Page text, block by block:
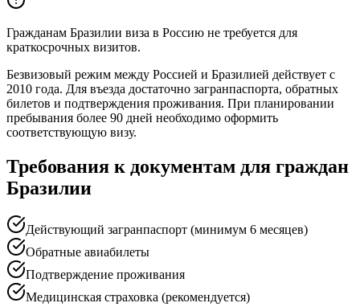
Гражданам Бразилии виза в Россию не требуется для
краткосрочных визитов.
Безвизовый режим между Россией и Бразилией действует с
2010 года. Для въезда достаточно загранпаспорта, обратных
билетов и подтверждения проживания. При планировании
пребывания более 90 дней необходимо оформить
соответствующую визу.
Требования к документам для граждан
Бразилии
Действующий загранпаспорт (минимум 6 месяцев)
Обратные авиабилеты
Подтверждение проживания
Медицинская страховка (рекомендуется)